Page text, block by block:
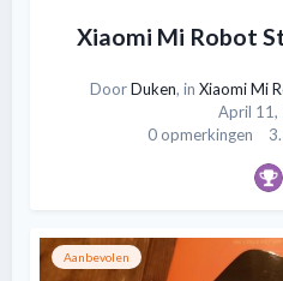
Xiaomi Mi Robot
DoorDuken, in Xiaomi Mi
April 11,
0 opmerkingen
Aanbevolen